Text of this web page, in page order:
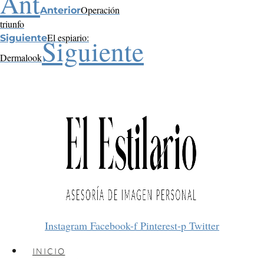
AnteriorOperación
triunfo
SiguienteEl espiario:
DermalookSiguiente
Instagram Facebook-f Pinterest-p Twitter
INICIO